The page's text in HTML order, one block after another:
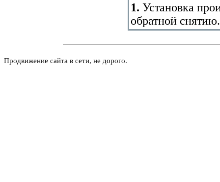
1. Установка
обратной снятию.
Продвижение сайта в сети, не дорого.